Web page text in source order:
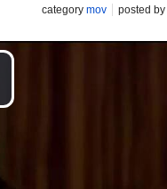
category mov posted by